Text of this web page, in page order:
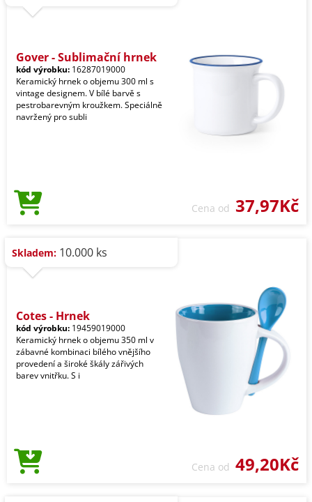
Gover - Sublimační hrnek
kód výrobku: 16287019000
Keramický hrnek o objemu 300 ml s
vintage designem. V bílé barvě s
pestrobarevným kroužkem. Speciálně
navržený pro subli
Cena od 37,97Kč
Skladem: 10.000 ks
Cotes - Hrnek
kód výrobku: 19459019000
Keramický hrnek o objemu 350 ml v
zábavné kombinaci bílého vnějšího
provedení a široké škály zářivých
barev vnitřku. S i
Cena od 49,20Kč